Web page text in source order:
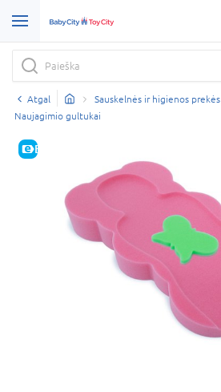
Atgal Sauskelnės ir higienos prekės
Naujagimio gultukai
E-KAINA